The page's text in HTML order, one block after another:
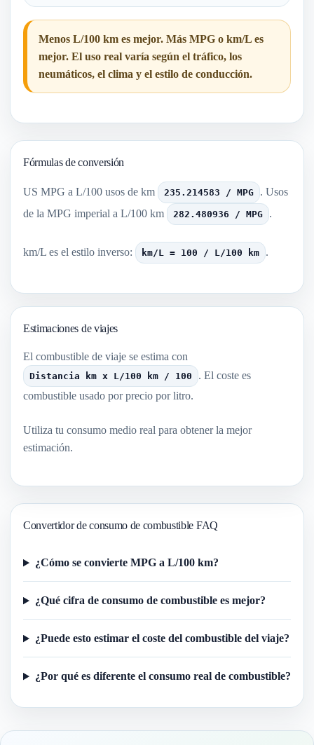
Menos L/100 km es mejor. Más MPG o km/L es
mejor. El uso real varía según el tráfico, los
neumáticos, el clima y el estilo de conducción.
Fórmulas de conversión
US MPG a L/100 usos de km 235.214583 / MPG
. Usos
de la MPG imperial a L/100 km
282.480936 / MPG .
km/L es el estilo inverso: km/L = 100 / L/100 km .
Estimaciones de viajes
El combustible de viaje se estima con
Distancia km x L/100 km / 100
. El coste es
combustible usado por precio por litro.
Utiliza tu consumo medio real para obtener la mejor
estimación.
Convertidor de consumo de combustible FAQ
¿Cómo se convierte MPG a L/100 km?
¿Qué cifra de consumo de combustible es mejor?
¿Puede esto estimar el coste del combustible del viaje?
¿Por qué es diferente el consumo real de combustible?